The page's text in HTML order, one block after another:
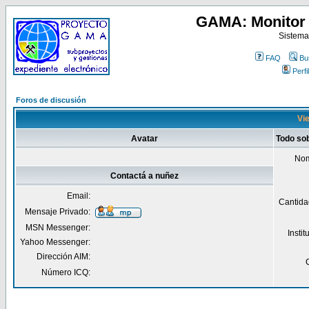
GAMA:
FAQ
Perfil
Foros de discusión
Avatar Todo
Contactá a nuñez
Email:
Mensaje Privado:
MSN Messenger:
Yahoo Messenger:
Dirección AIM:
Número ICQ: